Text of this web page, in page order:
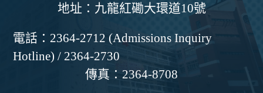
地址： 九龍紅磡大環道10號
電話： 2364-2712 (Admissions Inquiry
Hotline) / 2364-2730
傳真： 2364-8708